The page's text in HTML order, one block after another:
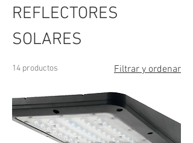
REFLECTORES
SOLARES
14 productos Filtrar y ordenar